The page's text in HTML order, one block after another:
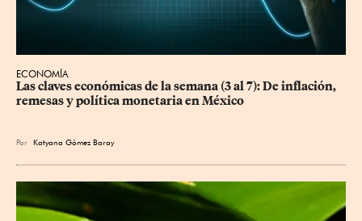
ECONOMÍA
Las claves económicas de la semana (3 al 7): De inflación,
remesas y política monetaria en México
Por Katyana Gómez Baray